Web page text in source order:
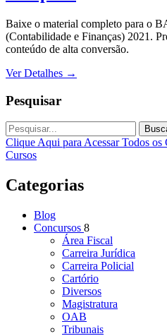
Baixe o material completo para o
(Contabilidade e Finanças) 2021.
conteúdo de alta conversão.
Ver Detalhes →
Pesquisar
Clique Aqui para Acessar Todos os
Cursos
Categorias
Blog
Concursos 8
Área Fiscal
Carreira Jurídica
Carreira Policial
Cartório
Diversos
Magistratura
OAB
Tribunais